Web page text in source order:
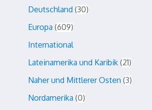
Deutschland 30
Europa 609
International
Lateinamerika und Karibik 21
Naher und Mittlerer Osten 3
Nordamerika 0